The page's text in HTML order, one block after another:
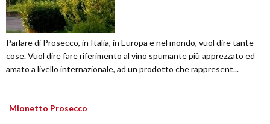
Parlare di Prosecco, in Italia, in Europa e nel mondo, vuol dire tante
cose. Vuol dire fare riferimento al vino spumante più apprezzato ed
amato a livello internazionale, ad un prodotto che rappresent...
Mionetto Prosecco